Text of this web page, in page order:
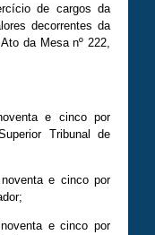
de cargos da
decorrentes da
da Mesa nº 222,
e cinco por
Tribunal de
e cinco por
e cinco por